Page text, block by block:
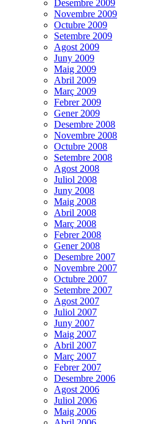
Desembre 2009
Novembre 2009
Octubre 2009
Setembre 2009
Agost 2009
Juny 2009
Maig 2009
Abril 2009
Març 2009
Febrer 2009
Gener 2009
Desembre 2008
Novembre 2008
Octubre 2008
Setembre 2008
Agost 2008
Juliol 2008
Juny 2008
Maig 2008
Abril 2008
Març 2008
Febrer 2008
Gener 2008
Desembre 2007
Novembre 2007
Octubre 2007
Setembre 2007
Agost 2007
Juliol 2007
Juny 2007
Maig 2007
Abril 2007
Març 2007
Febrer 2007
Desembre 2006
Agost 2006
Juliol 2006
Maig 2006